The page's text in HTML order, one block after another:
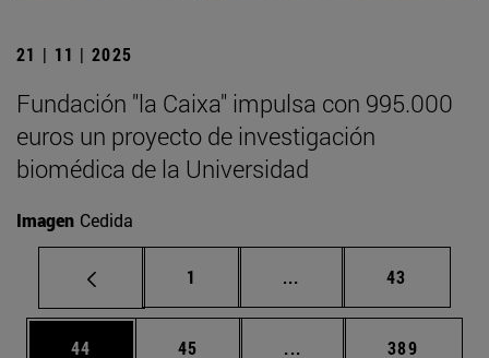
21 | 11 | 2025
Fundación "la Caixa" impulsa con 995.000
euros un proyecto de investigación
biomédica de la Universidad
Imagen Cedida
Página
1 ... Páginas intermedias
Página
43
Página
44 Página
45 ... Páginas intermedias
Página
389